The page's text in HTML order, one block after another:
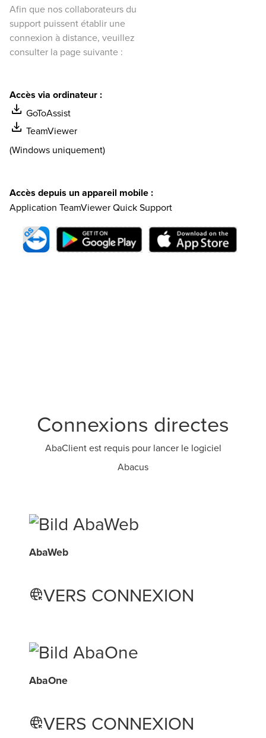
Afin que nos collaborateurs du
support puissent établir une
connexion à distance, veuillez
consulter la page suivante :
Accès via ordinateur :
download GoToAssist
download TeamViewer
(Windows uniquement)
Accès depuis un appareil mobile :
Application TeamViewer Quick Support
Connexions directes
AbaClient est requis pour lancer le logiciel
Abacus
AbaWeb
captive_portalVERS CONNEXION
AbaOne
captive_portalVERS CONNEXION